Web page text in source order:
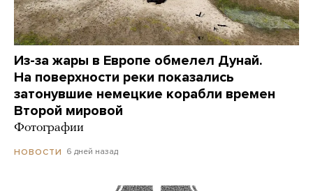
Из-за жары в Европе обмелел Дунай.
На поверхности реки показались
затонувшие немецкие корабли времен
Второй мировой
Фотографии
НОВОСТИ 6 дней назад